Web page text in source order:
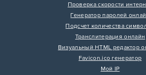
Проверка скорости
Генератор паролей
Подсчет количества
Транслитерация онлайн
Визуальный HTML редактор
Favicon.ico генератор
Мой IP